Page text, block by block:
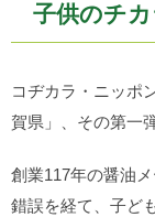
子供のチカ
コヂカラ・ニッポ
賀県」、その第一
創業117年の醤油
錯誤を経て、子ど